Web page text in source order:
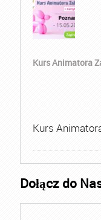
Kurs Animatora
Kurs
Dołącz do